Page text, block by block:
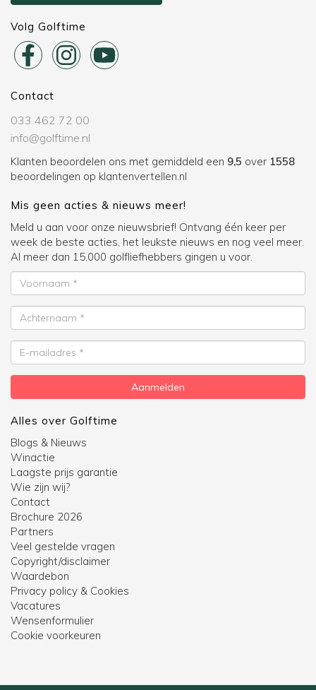
Volg Golftime
Contact
033 462 72 00
info@golftime.nl
Klanten beoordelen ons met gemiddeld een 9,5 over 1558
beoordelingen op klantenvertellen.nl
Mis geen acties & nieuws meer!
Meld u aan voor onze nieuwsbrief! Ontvang één keer per
week de beste acties, het leukste nieuws en nog veel meer.
Al meer dan 15.000 golfliefhebbers gingen u voor.
Voornaam
Achternaam
E-
mailadres
Aanmelden
Alles over Golftime
Blogs & Nieuws
Winactie
Laagste prijs garantie
Wie zijn wij?
Contact
Brochure 2026
Partners
Veel gestelde vragen
Copyright/disclaimer
Waardebon
Privacy policy & Cookies
Vacatures
Wensenformulier
Cookie voorkeuren